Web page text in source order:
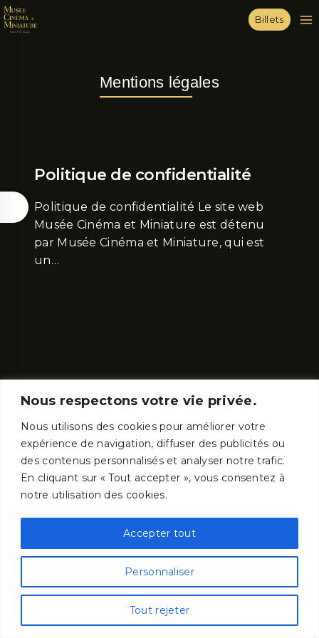
Nous respectons votre vie privée.
Nous utilisons des cookies pour améliorer votre
expérience de navigation, diffuser des publicités ou
des contenus personnalisés et analyser notre trafic.
En cliquant sur « Tout accepter », vous consentez à
notre utilisation des cookies.
Personnaliser
Tout rejeter
Accepter tout
Billets
Mentions légales
Politique de confidentialité
Politique de confidentialité Le site web
Musée Cinéma et Miniature est détenu
par Musée Cinéma et Miniature, qui est
un…